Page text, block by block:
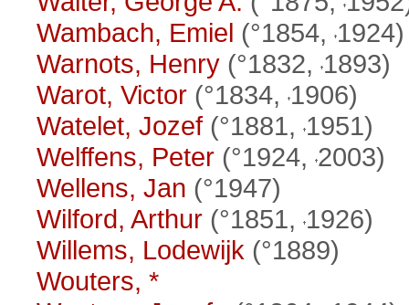
Wambach, Emiel (°1854, 1924)
Warnots, Henry (°1832, 1893)
Warot, Victor (°1834, 1906)
Watelet, Jozef(°1881, 1951)
Welffens, Peter (°1924, 2003)
Wellens, Jan (°1947)
Wilford, Arthur (°1851, 1926)
Willems, Lodewijk (°1889)
Wouters, *